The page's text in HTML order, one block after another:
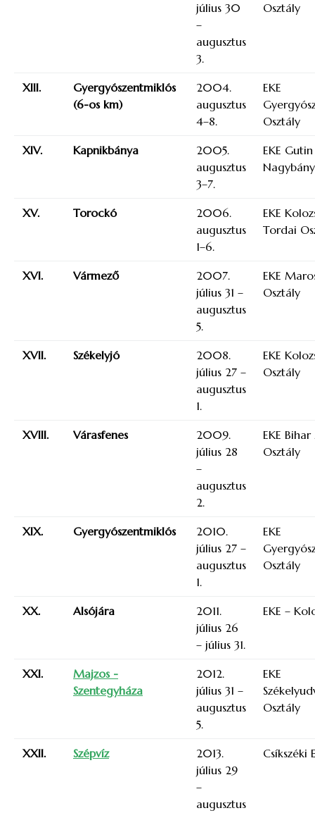
július 30
–
augusztus
3.
Osztály
XIII.
Gyergyószentmiklós
(6-os km)
2004.
augusztus
4–8.
EKE
Osztály
XIV. Kapnikbánya
2005.
augusztus
3–7.
EKE
XV. Torockó
2006.
augusztus
1–6.
EKE
Tordai
XVI. Vármező
2007.
július 31 –
augusztus
5.
EKE
Osztály
XVII. Székelyjó
2008.
július 27 –
augusztus
1.
EKE
Osztály
XVIII. Várasfenes
2009.
július 28
–
augusztus
2.
EKE
Osztály
XIX. Gyergyószentmiklós
2010.
július 27 –
augusztus
1.
EKE
Osztály
XX. Alsójára
2011.
július 26
– július 31.
EKE –
XXI.
Majzos -
Szentegyháza
2012.
július 31 –
augusztus
5.
EKE
Osztály
XXII. Szépvíz
2013.
július 29
–
augusztus
Csíkszéki